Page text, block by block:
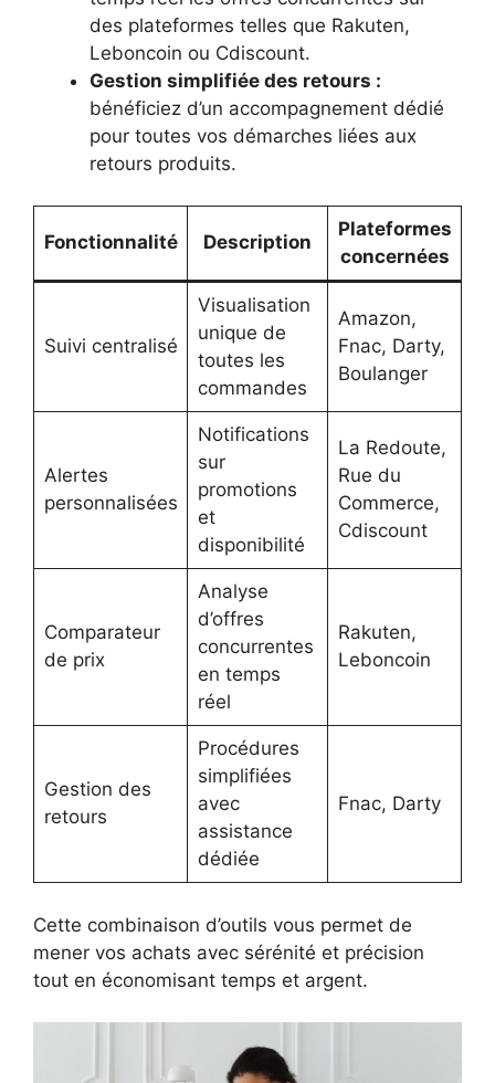
des plateformes telles que Rakuten,
Leboncoin ou Cdiscount.
Gestion simplifiée des retours :
bénéficiez d’un accompagnement dédié
pour toutes vos démarches liées aux
retours produits.
Fonctionnalité Description
Plateformes
concernées
Suivi centralisé
Visualisation
unique de
toutes les
commandes
Amazon,
Fnac, Darty,
Boulanger
Alertes
personnalisées
Notifications
sur
promotions
et
disponibilité
La Redoute,
Rue du
Commerce,
Cdiscount
Comparateur
de prix
Analyse
d’offres
concurrentes
en temps
réel
Rakuten,
Leboncoin
Gestion des
retours
Procédures
simplifiées
avec
assistance
dédiée
Fnac, Darty
Cette combinaison d’outils vous permet de
mener vos achats avec sérénité et précision
tout en économisant temps et argent.